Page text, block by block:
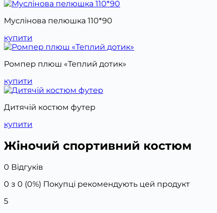
Муслінова пелюшка 110*90
купити
Ромпер плюш «Теплий дотик»
купити
Дитячій костюм футер
купити
Жіночий спортивний костюм
0 Відгуків
0 з 0 (0%) Покупці рекомендують цей продукт
5